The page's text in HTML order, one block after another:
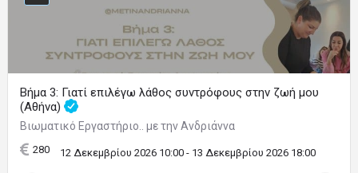
Βήμα 3: Γιατί επιλέγω λάθος συντρόφους στην ζωή μου
(Αθήνα)
Βιωματικό Εργαστήριο.. με την Ανδριάννα
280 12 Δεκεμβρίου 2026 10:00 - 13 Δεκεμβρίου 2026 18:00